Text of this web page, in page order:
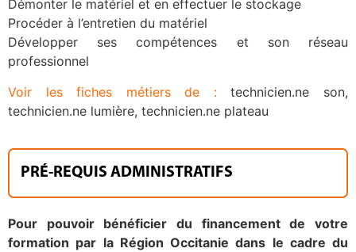
Démonter le matériel et en effectuer le stockage
Procéder à l’entretien du matériel
Développer ses compétences et son réseau
professionnel
Voir les fiches métiers de :
technicien.ne son,
technicien.ne lumière, technicien.ne plateau
PRÉ-REQUIS ADMINISTRATIFS
Pour pouvoir bénéficier du financement de votre
formation par la Région Occitanie dans le cadre du